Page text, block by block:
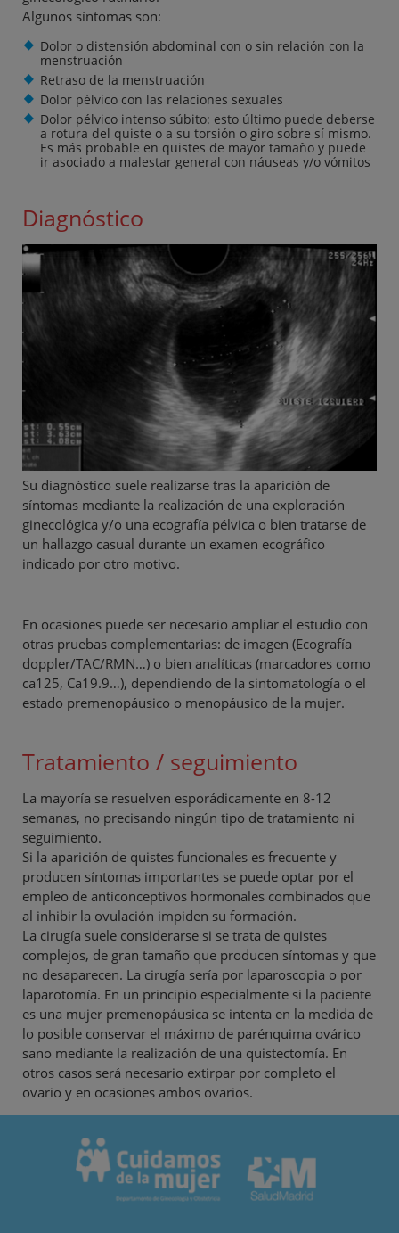
Algunos síntomas son:
Dolor o distensión abdominal con o sin relación con la
menstruación
Retraso de la menstruación
Dolor pélvico con las relaciones sexuales
Dolor pélvico intenso súbito: esto último puede deberse
a rotura del quiste o a su torsión o giro sobre sí mismo.
Es más probable en quistes de mayor tamaño y puede
ir asociado a malestar general con náuseas y/o vómitos
Diagnóstico
Su diagnóstico suele realizarse tras la aparición de
síntomas mediante la realización de una exploración
ginecológica y/o una ecografía pélvica o bien tratarse de
un hallazgo casual durante un examen ecográfico
indicado por otro motivo.
En ocasiones puede ser necesario ampliar el estudio con
otras pruebas complementarias: de imagen (Ecografía
doppler/TAC/RMN…) o bien analíticas (marcadores como
ca125, Ca19.9…), dependiendo de la sintomatología o el
estado premenopáusico o menopáusico de la mujer.
Tratamiento / seguimiento
La mayoría se resuelven esporádicamente en 8-12
semanas, no precisando ningún tipo de tratamiento ni
seguimiento.
Si la aparición de quistes funcionales es frecuente y
producen síntomas importantes se puede optar por el
empleo de anticonceptivos hormonales combinados que
al inhibir la ovulación impiden su formación.
La cirugía suele considerarse si se trata de quistes
complejos, de gran tamaño que producen síntomas y que
no desaparecen. La cirugía sería por laparoscopia o por
laparotomía. En un principio especialmente si la paciente
es una mujer premenopáusica se intenta en la medida de
lo posible conservar el máximo de parénquima ovárico
sano mediante la realización de una quistectomía. En
otros casos será necesario extirpar por completo el
ovario y en ocasiones ambos ovarios.